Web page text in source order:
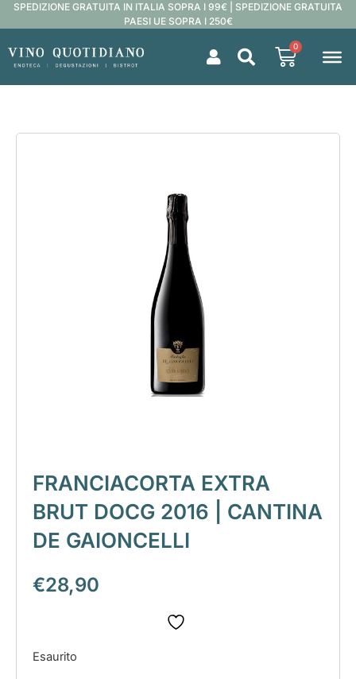
SPEDIZIONE GRATUITA IN ITALIA SOPRA I 99€ | SPEDIZIONE GRATUITA
PAESI UE SOPRA I 250€
0
FRANCIACORTA EXTRA
BRUT DOCG 2016 | CANTINA
DE GAIONCELLI
€28,90
Esaurito